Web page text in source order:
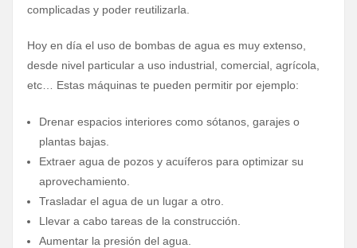
complicadas y poder reutilizarla.
Hoy en día el uso de bombas de agua es muy extenso,
desde nivel particular a uso industrial, comercial, agrícola,
etc… Estas máquinas te pueden permitir por ejemplo:
Drenar espacios interiores como sótanos, garajes o
plantas bajas.
Extraer agua de pozos y acuíferos para optimizar su
aprovechamiento.
Trasladar el agua de un lugar a otro.
Llevar a cabo tareas de la construcción.
Aumentar la presión del agua.